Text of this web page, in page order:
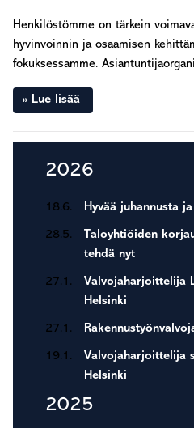
Henkilöstömme on tärkein
hyvinvoinnin ja osaamisen
fokuksessamme.
Lue lisää
Ensisijainen
sivupalkki
2026
18.6. Hyvää juhannusta
28.5.
Taloyhtiöiden
tehdä nyt
27.1.
Valvojaharjoittelija
Helsinki
27.1.
19.1.
Valvojaharjoittelija
Helsinki
2025